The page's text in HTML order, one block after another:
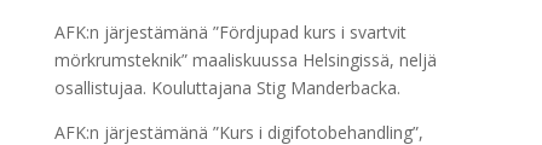
AFK:n järjestämänä ”Fördjupad kurs i svartvit
mörkrumsteknik” maaliskuussa Helsingissä, neljä
osallistujaa. Kouluttajana Stig Manderbacka.
AFK:n järjestämänä ”Kurs i digifotobehandling”,